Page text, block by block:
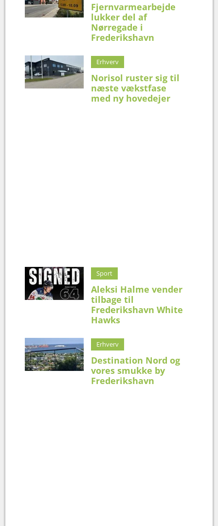
Fjernvarmearbejde
lukker del af
Nørregade i
Frederikshavn
Erhverv
Norisol ruster sig til
næste vækstfase
med ny hovedejer
Sport
Aleksi Halme vender
tilbage til
Frederikshavn White
Hawks
Erhverv
Destination Nord og
vores smukke by
Frederikshavn